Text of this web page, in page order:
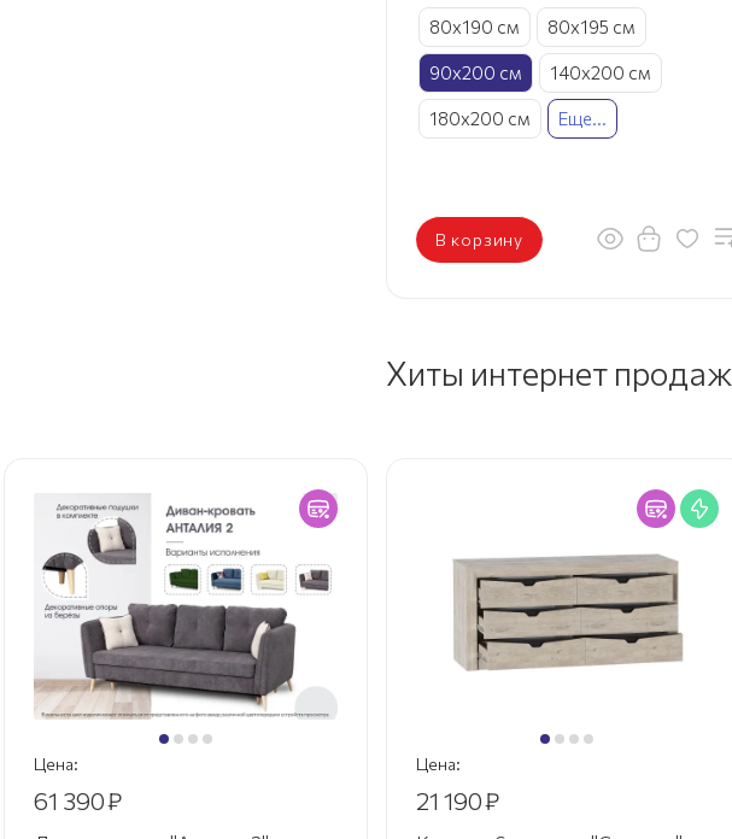
80х190 см
80х195 см
90х200 см 140х200 см
180х200 см Еще...
В корзину
Хиты интернет продаж
Цена:
61 390₽
Цена:
21 190₽